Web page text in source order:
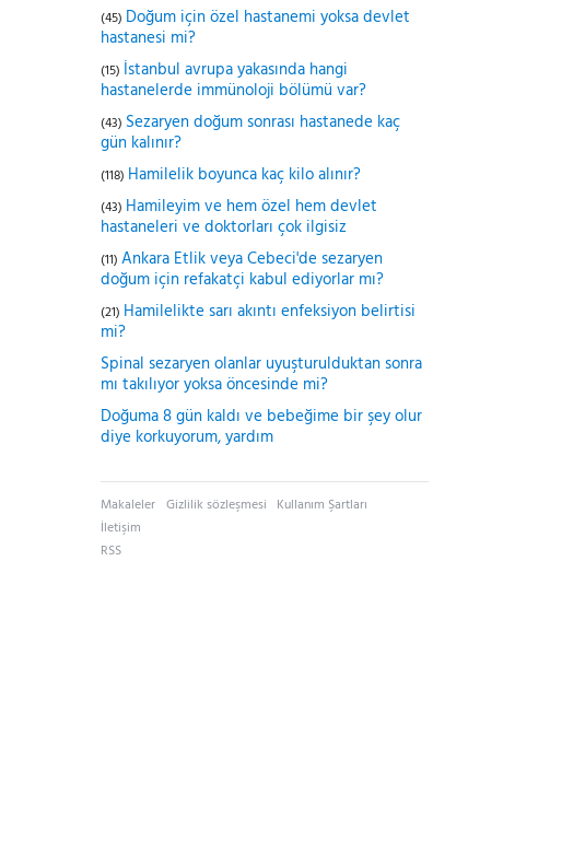
(45) Doğum için özel hastanemi yoksa devlet
hastanesi mi?
(15) İstanbul avrupa yakasında hangi
hastanelerde immünoloji bölümü var?
(43) Sezaryen doğum sonrası hastanede kaç
gün kalınır?
(118) Hamilelik boyunca kaç kilo alınır?
(43) Hamileyim ve hem özel hem devlet
hastaneleri ve doktorları çok ilgisiz
(11) Ankara Etlik veya Cebeci'de sezaryen
doğum için refakatçi kabul ediyorlar mı?
(21) Hamilelikte sarı akıntı enfeksiyon belirtisi
mi?
Spinal sezaryen olanlar uyuşturulduktan sonra
mı takılıyor yoksa öncesinde mi?
Doğuma 8 gün kaldı ve bebeğime bir şey olur
diye korkuyorum, yardım
Makaleler Gizlilik sözleşmesi Kullanım Şartları
İletişim
RSS